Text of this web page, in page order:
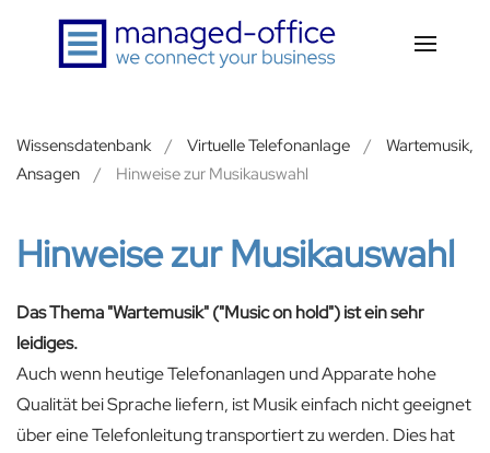
Zum Hauptinhalt springen
Wissensdatenbank Virtuelle Telefonanlage
Wartemusik,
Ansagen
Hinweise zur Musikauswahl
Hinweise zur Musikauswahl
Das Thema "Wartemusik" ("Music on hold") ist ein sehr
leidiges.
Auch wenn heutige Telefonanlagen und Apparate hohe
Qualität bei Sprache liefern, ist Musik einfach nicht geeignet
über eine Telefonleitung transportiert zu werden. Dies hat